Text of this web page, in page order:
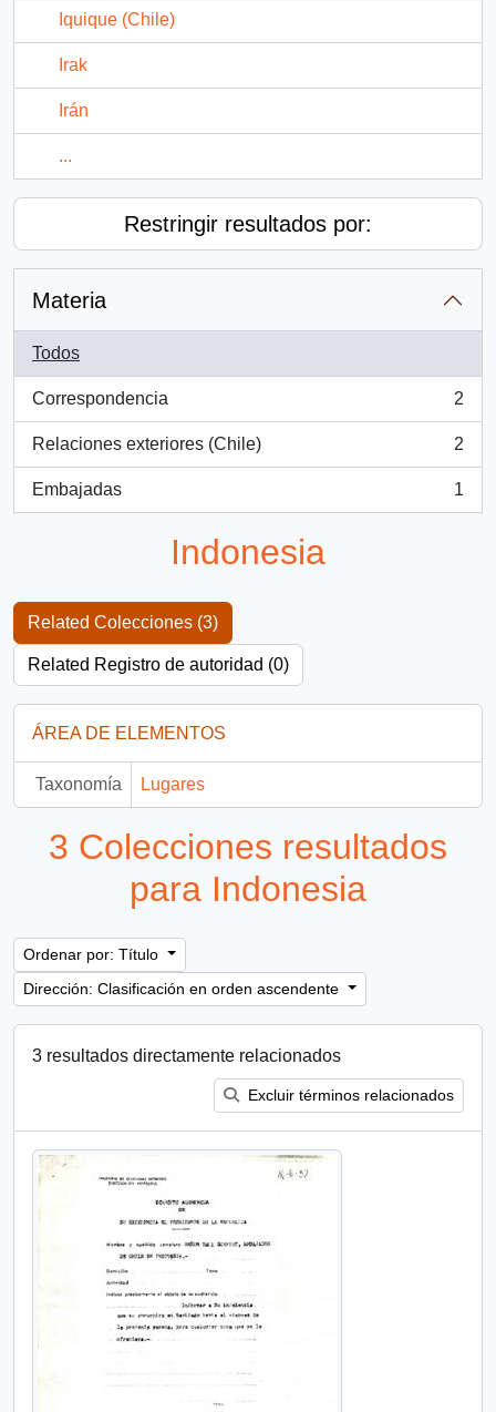
Iquique (Chile)
Irak
Irán
...
Restringir resultados por:
Materia
Todos
Correspondencia
, 2 resultados
2
Relaciones exteriores (Chile)
, 2 resultados
2
Embajadas
, 1 resultados
1
Indonesia
Related Colecciones (3)
Related Registro de autoridad (0)
ÁREA DE ELEMENTOS
Taxonomía Lugares
3 Colecciones resultados
para Indonesia
Ordenar por: Título
Dirección: Clasificación en orden ascendente
3 resultados directamente relacionados
Excluir términos relacionados